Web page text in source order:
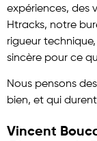
expériences, des
Htracks, notre
rigueur
sincère pour ce
Nous pensons
bien, et qui
Vincent